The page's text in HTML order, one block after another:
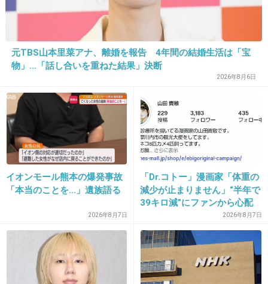
ガル男うざい。
たくさんマイナスついて
+15
29. 匿名2019/05/01(水) 14:15:17
安月給だった
+4 -11
2019/05/01(水) 14:15:18
元TBS山本里菜アナ、離婚を報告 4年間の結婚生活は「宝
物」…「話し合いを重ねた結果」決断
2026年8月6日
イオンモール熊本の爆発事故
「本当のことを…」遺族語る
2026年8月7日
「Dr.コトー」漫画家「体重の
減少が止まりません」“半年で
39キロ減”にファンから心配
2026年8月7日